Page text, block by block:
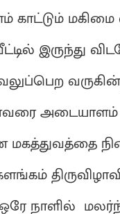
இருந்து
அடையாளம்
நாளில்